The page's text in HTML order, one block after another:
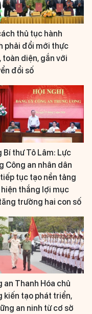
thủ tục hành
phải đổi mới thực
toàn diện, gắn với
đổi số
Bí thư Tô Lâm: Lực
Công an nhân dân
tục tạo nền tảng
thắng lợi mục
trưởng hai con số
an Thanh Hóa chủ
kiến tạo phát triển,
an ninh từ cơ sở